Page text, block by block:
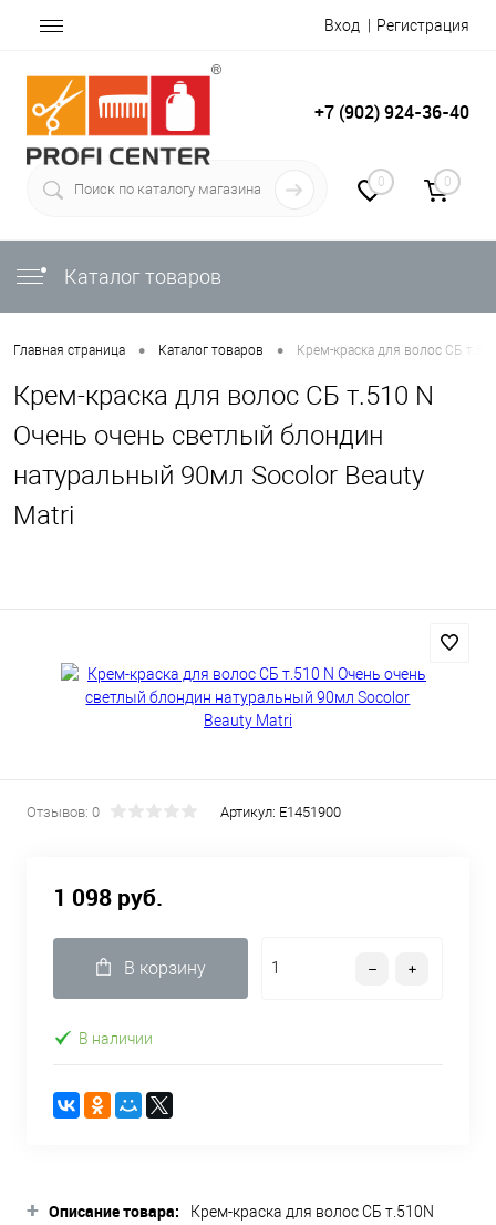
Вход Регистрация
+7 (902) 924-36-40
0 0
Каталог товаров
Главная страница • Каталог товаров • Крем-краска для волос СБ
Крем-краска для волос СБ т.510 N
Очень очень светлый блондин
натуральный 90мл Socolor Beauty
Matri
Отзывов: 0 Артикул: E1451900
1 098 руб.
В корзину
В наличии
+ Описание товара:
Крем-краска для волос СБ т.510N